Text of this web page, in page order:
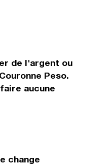
de l'argent ou
Peso.
aucune
change